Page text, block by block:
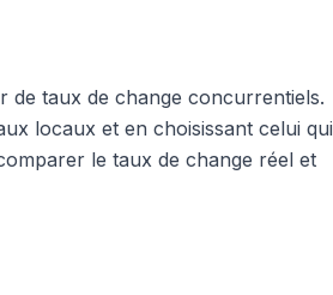
de taux de change concurrentiels.
locaux et en choisissant celui qui
le taux de change réel et